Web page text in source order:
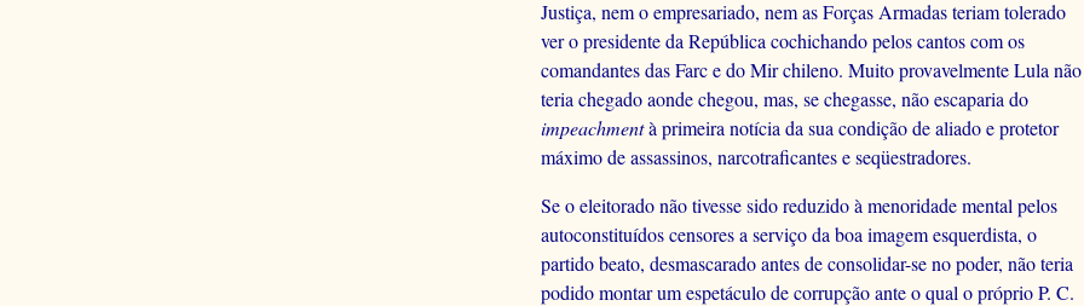
Justiça, nem o empresariado, nem as Forças Armadas teriam tolerado
ver o presidente da República cochichando pelos cantos com os
comandantes das Farc e do Mir chileno. Muito provavelmente Lula não
teria chegado aonde chegou, mas, se chegasse, não escaparia do
impeachmentà primeira notícia da sua condição de aliado e protetor
máximo de assassinos, narcotraficantes e seqüestradores.
Se o eleitorado não tivesse sido reduzido à menoridade mental pelos
autoconstituídos censores a serviço da boa imagem esquerdista, o
partido beato, desmascarado antes de consolidar-se no poder, não teria
podido montar um espetáculo de corrupção ante o qual o próprio P. C.